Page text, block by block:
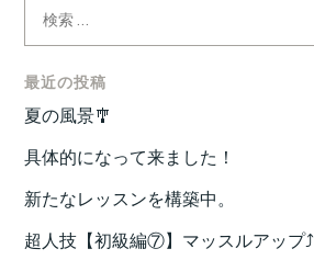
索:
最近の投稿
夏の風景🎐
具体的になって来ました！
新たなレッスンを構築中。
超人技【初級編⑦】マッスルアップ⤴️